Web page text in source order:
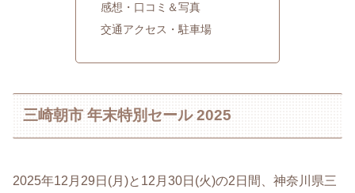
感想・口コミ＆写真
交通アクセス・駐車場
三崎朝市 年末特別セール 2025
2025年12月29日(月)と12月30日(火)の2日間、神奈川県三